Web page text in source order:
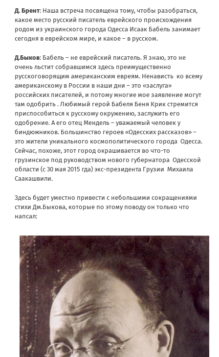
Д. Брент: Наша встреча посвящена тому, чтобы разобраться,
какое место русский писатель еврейского происхождения
родом из украинского города Одесса Исаак Бабель занимает
сегодня в еврейском мире, и какое – в русском.
Д.Быков: Бабель – не еврейский писатель. Я знаю, это не
очень льстит собравшимся здесь преимущественно
русскоговорящим американским евреям. Ненависть ко всему
американскому в России в наши дни – это «заслуга»
российских писателей, и потому многие мое заявление могут
там одобрить . Любимый герой Бабеля Беня Крик стремится
приспособиться к русскому окружению, заслужить его
одобрение. А его отец Мендель – уважаемый человек у
биндюжников. Большинство героев «Одесских рассказов» –
это жители уникального космополитического города Одесса.
Сейчас, похоже, этот город окрашивается во что-то
грузинское под руководством нового губернатора Одесской
области (с 30 мая 2015 гда) экс-президента Грузии Михаила
Саакашвили.
Здесь будет уместно привести с небольшими сокращениями
стихи Дм.Быкова, которые по этому поводу он только что
напсал: